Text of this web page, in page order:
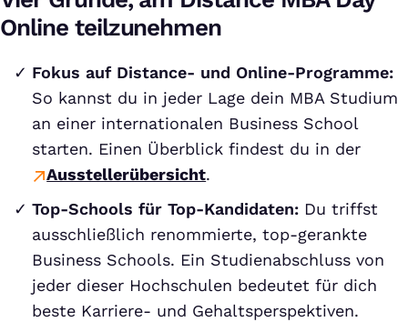
Online teilzunehmen
Fokus auf Distance- und Online-Programme:
So kannst du in jeder Lage dein MBA Studium
an einer internationalen Business School
starten. Einen Überblick findest du in der
Ausstellerübersicht.
Top-Schools für Top-Kandidaten: Du triffst
ausschließlich renommierte, top-gerankte
Business Schools. Ein Studienabschluss von
jeder dieser Hochschulen bedeutet für dich
beste Karriere- und Gehaltsperspektiven.